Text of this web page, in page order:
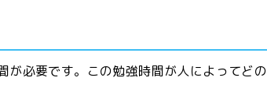
が必要です。この勉強時間が人によってどの